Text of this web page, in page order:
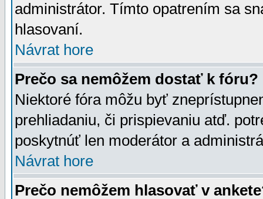
administrátor. Tímto opatrením sa
hlasovaní.
Návrat hore
Prečo sa nemôžem dostať k fóru?
Niektoré fóra môžu byť
prehliadaniu, či prispievaniu atď.
poskytnúť len moderátor a
Návrat hore
Prečo nemôžem hlasovať v